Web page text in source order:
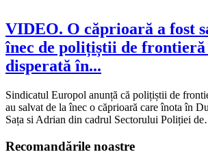
VIDEO. O căprioară a fost
înec de polițiștii de frontieră
disperată în...
Sindicatul Europol anunță că polițiștii de
au salvat de la înec o căprioară care înota în
Sața si Adrian din cadrul Sectorului Poliției
Recomandările noastre